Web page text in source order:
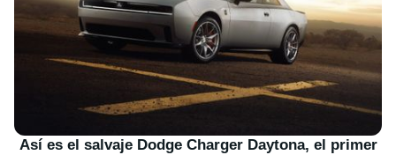
Así es el salvaje Dodge Charger Daytona, el primer